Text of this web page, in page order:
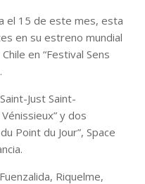
el 15 de este mes, esta
en su estreno mundial
en “Festival Sens
Just Saint-
y dos
Point du Jour”, Space
Riquelme,